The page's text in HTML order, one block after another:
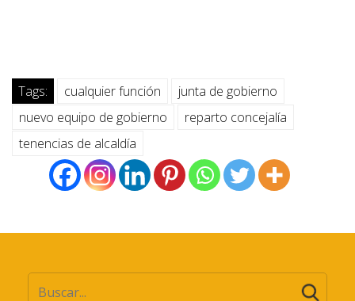
Tags: cualquier función
junta de gobierno
nuevo equipo de gobierno
reparto concejalía
tenencias de alcaldía